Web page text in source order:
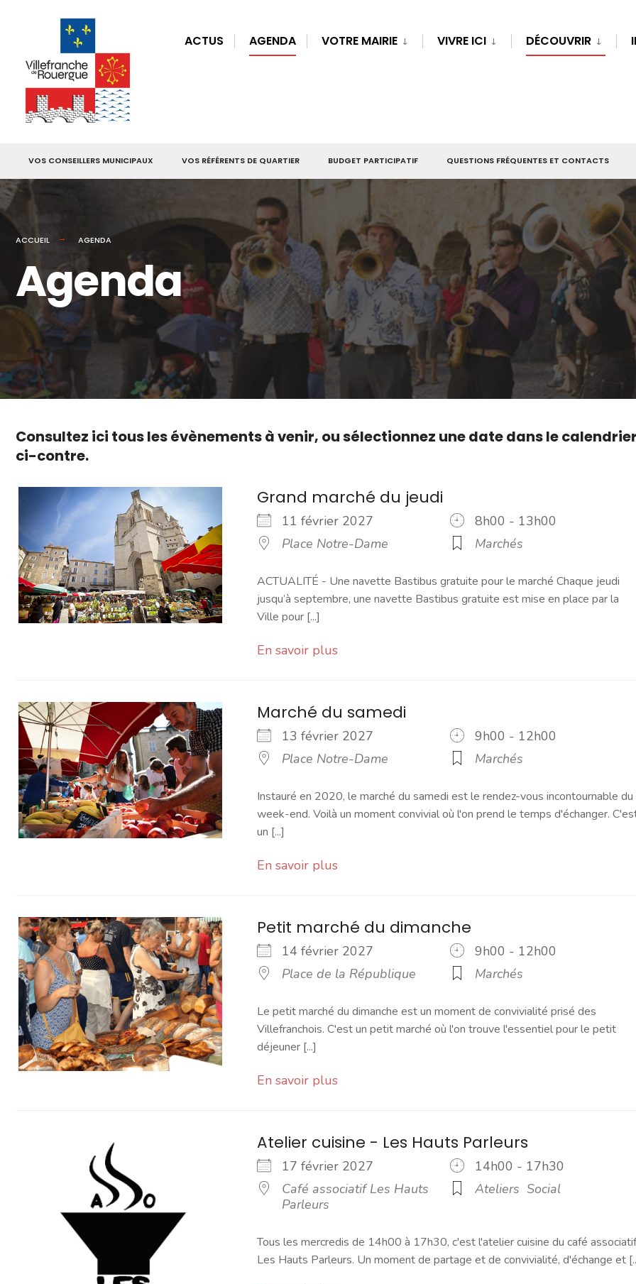
ACTUS AGENDA VOTRE MAIRIE VIVRE ICI DÉCOUVRIR
VOS CONSEILLERS MUNICIPAUX VOS RÉFÉRENTS DE QUARTIER BUDGET PARTICIPATIF QUESTIONS FRÉQUENTES ET CONTACTS
ACCUEIL AGENDA
Agenda
Consultez ici tous les évènements à venir, ou sélectionnez une date dans le
ci-contre.
Grand marché du jeudi
11 février 2027
8h00 - 13h00
Place Notre-Dame
Marchés
ACTUALITÉ - Une navette Bastibus gratuite pour le marché Chaque jeudi
jusqu’à septembre, une navette Bastibus gratuite est mise en place par la
Ville pour [...]
En savoir plus
Marché du samedi
13 février 2027
9h00 - 12h00
Place Notre-Dame
Marchés
Instauré en 2020, le marché du samedi est le rendez-vous incontournable du
week-end. Voilà un moment convivial où l'on prend le temps d'échanger.
un [...]
En savoir plus
Petit marché du dimanche
14 février 2027
9h00 - 12h00
Place de la République
Marchés
Le petit marché du dimanche est un moment de convivialité prisé des
Villefranchois. C'est un petit marché où l'on trouve l'essentiel pour le petit
déjeuner [...]
En savoir plus
Atelier cuisine - Les Hauts Parleurs
17 février 2027
14h00 - 17h30
Café associatif Les Hauts
Parleurs
Ateliers Social
Tous les mercredis de 14h00 à 17h30, c'est l'atelier cuisine du café associatif
Les Hauts Parleurs. Un moment de partage et de convivialité, d'échange et